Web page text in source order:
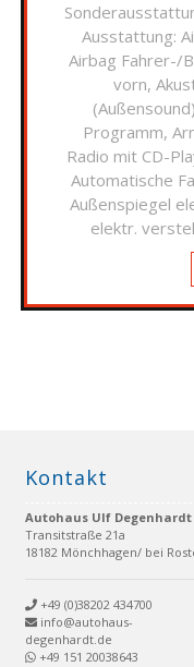
Ausstattung:
Airbag Fahrer-/
vorn,
Programm,
Radio mit CD-
Automatische
Außenspiegel
elektr.
Kontakt
Autohaus Ulf Degenhardt
Transitstraße 21a
18182 Mönchhagen/ bei
+49 (0)38202 434700
info@autohaus-
degenhardt.de
+49 151 20038643